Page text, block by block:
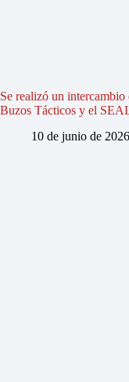
Se realizó un
Buzos Tácticos y el
10 de junio de 2026